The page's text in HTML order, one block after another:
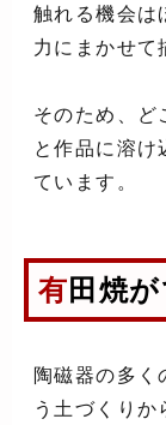
触れる機会は
力にまかせて
そのため、ど
と作品に溶け
ています。
有田焼
陶磁器の多く
う土づくりか